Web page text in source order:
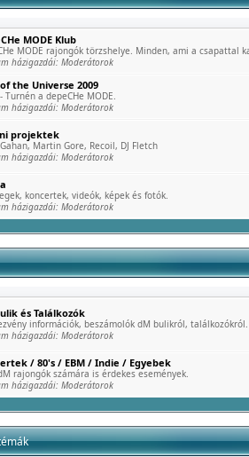
MODE Klub
MODE rajongók törzshelye. Minden, ami a csapattal
házigazdái: Moderátorok
the Universe 2009
Turnén a depeCHe MODE.
házigazdái: Moderátorok
projektek
Martin Gore, Recoil, DJ Fletch
házigazdái: Moderátorok
koncertek, videók, képek és fotók.
házigazdái: Moderátorok
és Találkozók
információk, beszámolók dM bulikról, találkozókról.
házigazdái: Moderátorok
/ 80's / EBM / Indie / Egyebek
rajongók számára is érdekes események.
házigazdái: Moderátorok